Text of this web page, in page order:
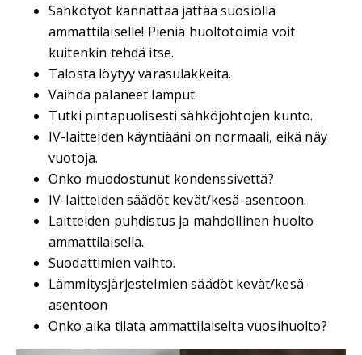
Sähkötyöt kannattaa jättää suosiolla
ammattilaiselle! Pieniä huoltotoimia voit
kuitenkin tehdä itse.
Talosta löytyy varasulakkeita.
Vaihda palaneet lamput.
Tutki pintapuolisesti sähköjohtojen kunto.
IV-laitteiden käyntiääni on normaali, eikä näy
vuotoja.
Onko muodostunut kondenssivettä?
IV-laitteiden säädöt kevät/kesä-asentoon.
Laitteiden puhdistus ja mahdollinen huolto
ammattilaisella.
Suodattimien vaihto.
Lämmitysjärjestelmien säädöt kevät/kesä-
asentoon
Onko aika tilata ammattilaiselta vuosihuolto?